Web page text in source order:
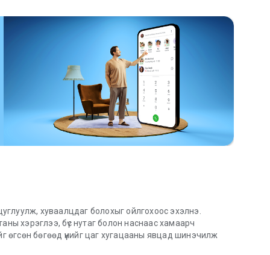
Google Drive
хуваалцдаг болохыг ойлгохоос эхэлнэ.
хэрэглээ, бүс нутаг болон наснаас хамаарч
өгсөн бөгөөд үүнийг цаг хугацааны явцад шинэчилж